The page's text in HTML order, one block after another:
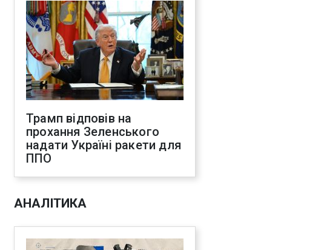
Трамп відповів на
прохання Зеленського
надати Україні ракети для
ППО
АНАЛІТИКА